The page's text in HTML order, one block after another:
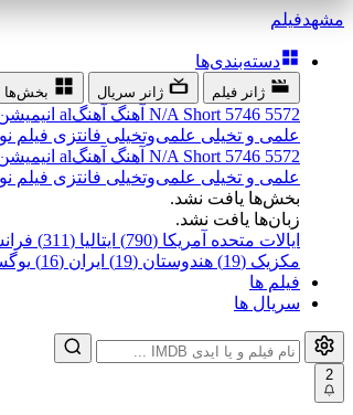
مشهدفیلم
دسته‌بندی‌ها
ژانر فیلم ژانر سریال بخش‌ها
5572
5746
N/A Short آهنگ آهنگal
علمی و تخیلی علمی‌و‌تخیلی فانتزی فیلم
5572
5746
N/A Short آهنگ آهنگal
علمی و تخیلی علمی‌و‌تخیلی فانتزی فیلم
بخش‌ها یافت نشد.
زبان‌ها یافت نشد.
ایالات متحده آمریکا (790)
ایتالیا (311)
مکزیک (19)
هندوستان (19) ایران (16)
فیلم ها
سریال ها
2